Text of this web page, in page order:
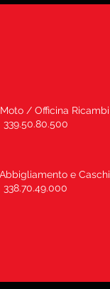
/ Officina Ricambi
339.50.80.500
e Caschi
338.70.49.000